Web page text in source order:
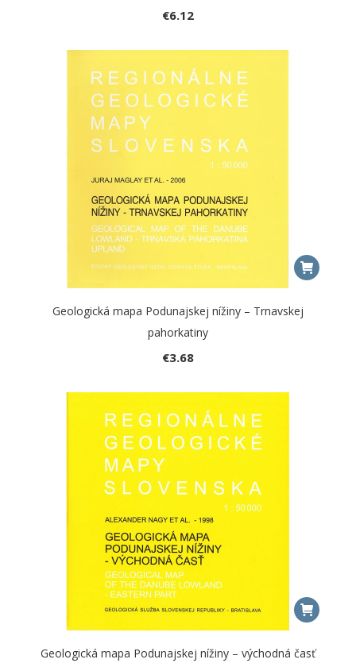
€6.12
Geologická mapa Podunajskej nížiny – Trnavskej
pahorkatiny
€3.68
Geologická mapa Podunajskej nížiny – východná časť